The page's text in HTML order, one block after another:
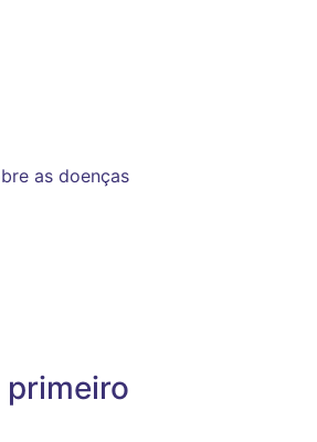
as doenças
primeiro